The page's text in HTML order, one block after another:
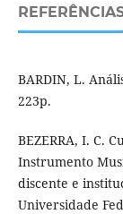
BARDIN, L.
223p.
BEZERRA, I. C.
Instrumento
discente e
Universidade